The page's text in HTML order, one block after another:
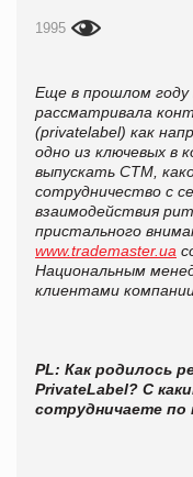
1995
Еще в прошлом году
рассматривала
(privatelabel) как
одно из ключевых в
выпускать СТМ,
сотрудничество с
взаимодействия
пристального
www.trademaster.ua
Национальным
клиентами
PL: Как родилось
PrivateLabel? С
сотрудничаете по